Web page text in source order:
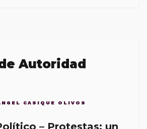
Autoridad
CASIQUE OLIVOS
– Protestas: un